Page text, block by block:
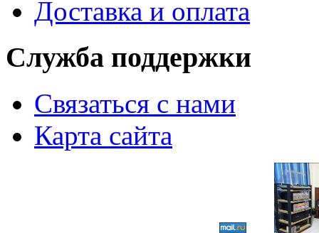
Доставка и оплата
Служба поддержки
Связаться с нами
Карта сайта